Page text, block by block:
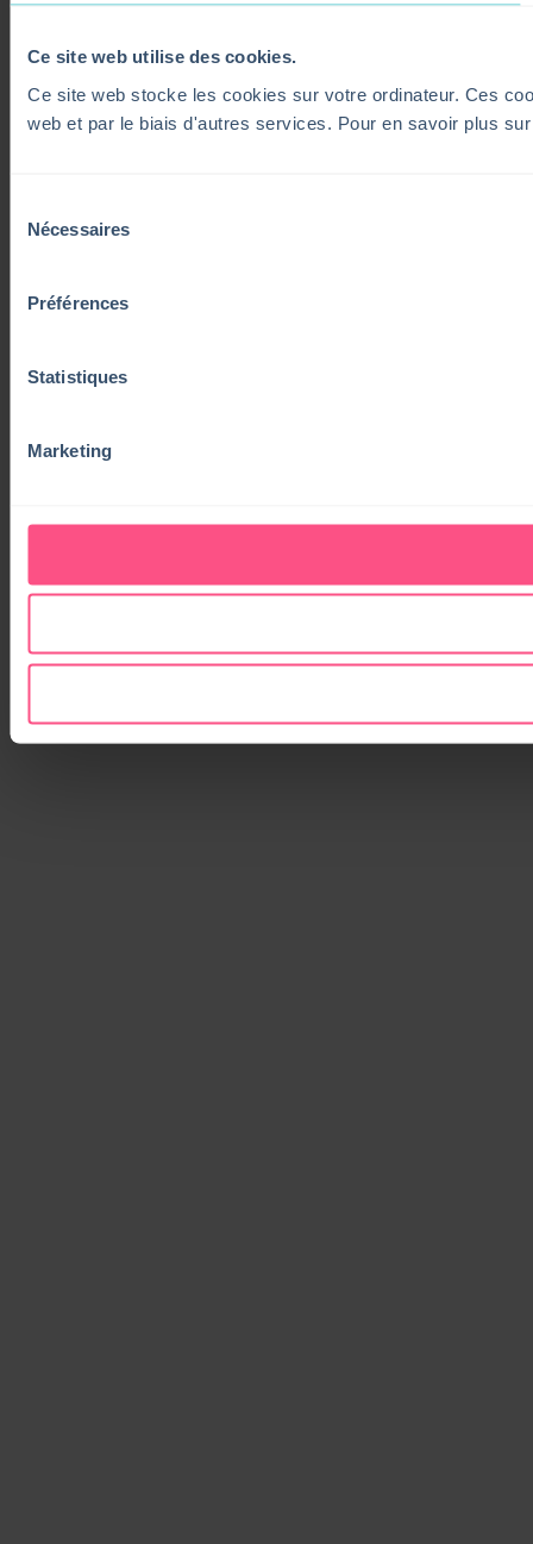
Ce site web utilise des cookies.
Ce site web stocke les cookies sur votre ordinateur. Ces
web et par le biais d'autres services. Pour en savoir plus
Nécessaires
Préférences
Statistiques
Marketing